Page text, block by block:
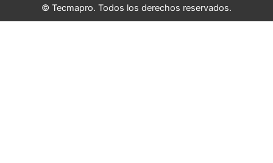
© Tecmapro. Todos los derechos reservados.